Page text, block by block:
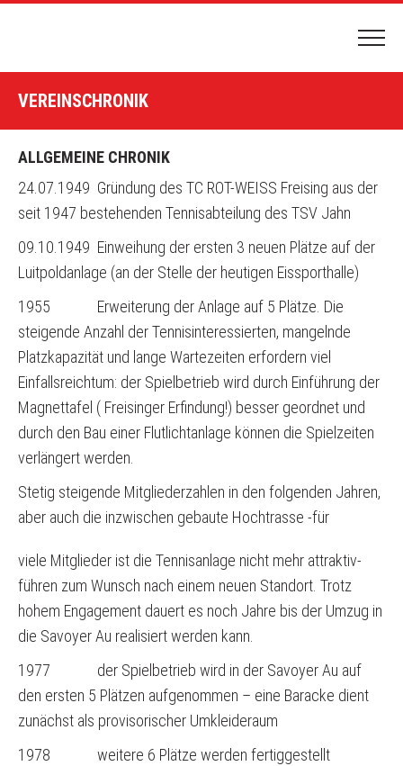
HALLENBUCHUNG
DER CLUB
CLUBGELÄNDE & ANFAHRT
NEWS & TERMINE
VEREINSCHRONIK
TENNIS SPIELEN
MITGLIEDSCHAFT
GASTSPIELER/PLATZBUCHUNG
HALLENBUCHUNG/HALLENORDNUNG
TENNISSCHULE
MANNSCHAFTEN
TEAMKLEIDUNG
VEREINSCHRONIK
ALLGEMEINE CHRONIK
24.07.1949 Gründung des TC ROT-WEISS Freising aus der
seit 1947 bestehenden Tennisabteilung des TSV Jahn
09.10.1949 Einweihung der ersten 3 neuen Plätze auf der
Luitpoldanlage (an der Stelle der heutigen Eissporthalle)
1955 Erweiterung der Anlage auf 5 Plätze. Die
steigende Anzahl der Tennisinteressierten, mangelnde
Platzkapazität und lange Wartezeiten erfordern viel
Einfallsreichtum: der Spielbetrieb wird durch Einführung der
Magnettafel ( Freisinger Erfindung!) besser geordnet und
durch den Bau einer Flutlichtanlage können die Spielzeiten
verlängert werden.
Stetig steigende Mitgliederzahlen in den folgenden Jahren,
aber auch die inzwischen gebaute Hochtrasse -für
viele Mitglieder ist die Tennisanlage nicht mehr attraktiv-
führen zum Wunsch nach einem neuen Standort. Trotz
hohem Engagement dauert es noch Jahre bis der Umzug in
die Savoyer Au realisiert werden kann.
1977 der Spielbetrieb wird in der Savoyer Au auf
den ersten 5 Plätzen aufgenommen – eine Baracke dient
zunächst als provisorischer Umkleideraum
1978 weitere 6 Plätze werden fertiggestellt